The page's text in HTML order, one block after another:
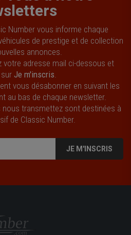
Number vous informe chaque
de prestige et de collection
annonces.
votre adresse mail ci-dessous et
Je m'inscris.
vous désabonner en suivant les
au bas de chaque newsletter.
transmettez sont destinées à
de Classic Number.
JE M'INSCRIS